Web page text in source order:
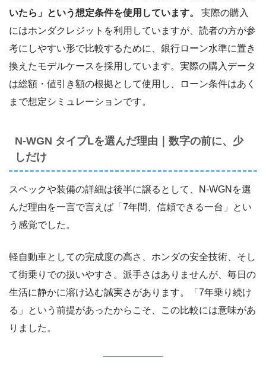
いたら」という想定条件を使用しています。
実際の購入
にはホンダクレジットを利用していますが、読者の方が参
考にしやすい形で比較するために、銀行ローン水準に置き
換えたモデルケースを採用しています。実際の購入データ
は総額・値引き額の根拠として使用し、ローン条件はあく
まで想定シミュレーションです。
N-WGN タイプLを選んだ理由｜数字の前に、少
しだけ
スペックや装備の詳細は後半に譲るとして、N-WGNを選
んだ理由を一言で言えば「7年間、信頼できる一台」とい
う感覚でした。
軽自動車としての完成度の高さ、ホンダの安全技術、そし
て街乗りでの扱いやすさ。派手さはありませんが、毎日の
生活に静かに溶け込む誠実さがあります。「7年乗り続け
る」という前提があったからこそ、この比較には意味があ
りました。